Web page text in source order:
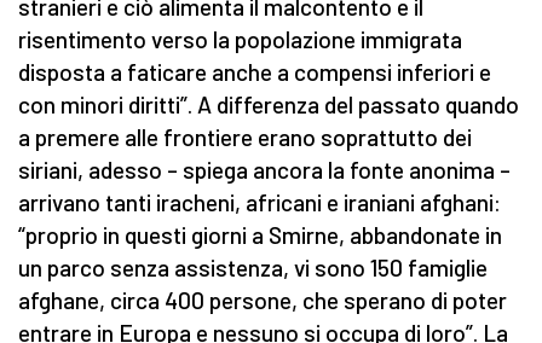
stranieri e ciò alimenta il malcontento e il
risentimento verso la popolazione immigrata
disposta a faticare anche a compensi inferiori e
con minori diritti”. A differenza del passato quando
a premere alle frontiere erano soprattutto dei
siriani, adesso – spiega ancora la fonte anonima –
arrivano tanti iracheni, africani e iraniani afghani:
“proprio in questi giorni a Smirne, abbandonate in
un parco senza assistenza, vi sono 150 famiglie
afghane, circa 400 persone, che sperano di poter
entrare in Europa e nessuno si occupa di loro”. La